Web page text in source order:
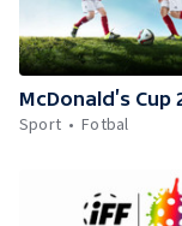
McDonald’s Cup
Sport
Fotbal